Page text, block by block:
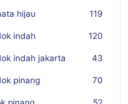
hijau 119
indah 120
indah jakarta 43
pinang 70